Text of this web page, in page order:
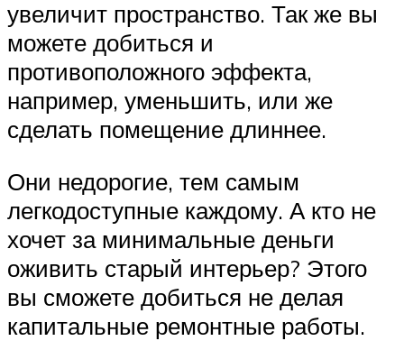
увеличит пространство. Так же вы
можете добиться и
противоположного эффекта,
например, уменьшить, или же
сделать помещение длиннее.
Они недорогие, тем самым
легкодоступные каждому. А кто не
хочет за минимальные деньги
оживить старый интерьер? Этого
вы сможете добиться не делая
капитальные ремонтные работы.